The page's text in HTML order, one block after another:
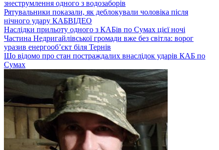
знеструмлення одного з водозаборів
Рятувальники показали, як деблокували чоловіка після
нічного удару КАБВІДЕО
Наслідки прильоту одного з КАБів по Сумах цієї ночі
Частина Недригайлівської громади вже без світла: ворог
уразив енергооб’єкт біля Тернів
Що відомо про стан постраждалих внаслідок ударів КАБ по
Сумах